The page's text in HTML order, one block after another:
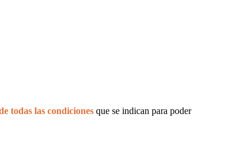
todas las condiciones que se indican para poder